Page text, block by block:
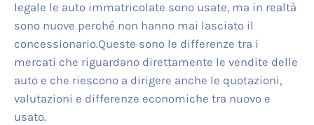
legale le auto immatricolate sono usate, ma in realtà
sono nuove perché non hanno mai lasciato il
concessionario.Queste sono le differenze tra i
mercati che riguardano direttamente le vendite delle
auto e che riescono a dirigere anche le quotazioni,
valutazioni e differenze economiche tra nuovo e
usato.